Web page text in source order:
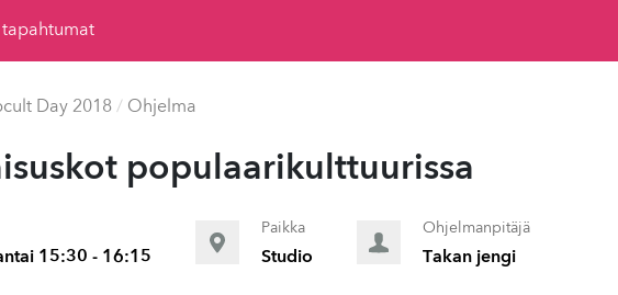
tapahtumat
Day 2018 / Ohjelma
pop­u­laarikult­tuuris­sa
15:30 - 16:15
Paikka
Studio
Ohjelmanpitäjä
Takan jengi